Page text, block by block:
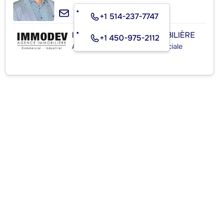
+1 514-237-7747
+1 450-975-2112
IMMODEV AGENCE IMMOBILIÈRE
Agence immobilière commerciale